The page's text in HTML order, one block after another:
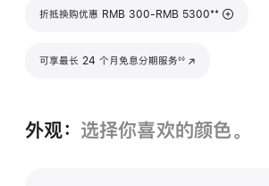
折抵换购优惠 RMB 300-RMB 5300脚注
**
可享最长 24 个月免息分期服务◊◊
(在新窗口中打开)
外观： 选择你喜欢的颜色。